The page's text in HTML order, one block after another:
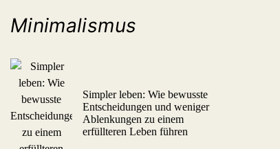
Minimalismus
Simpler leben: Wie bewusste
Entscheidungen und weniger
Ablenkungen zu einem
erfüllteren Leben führen